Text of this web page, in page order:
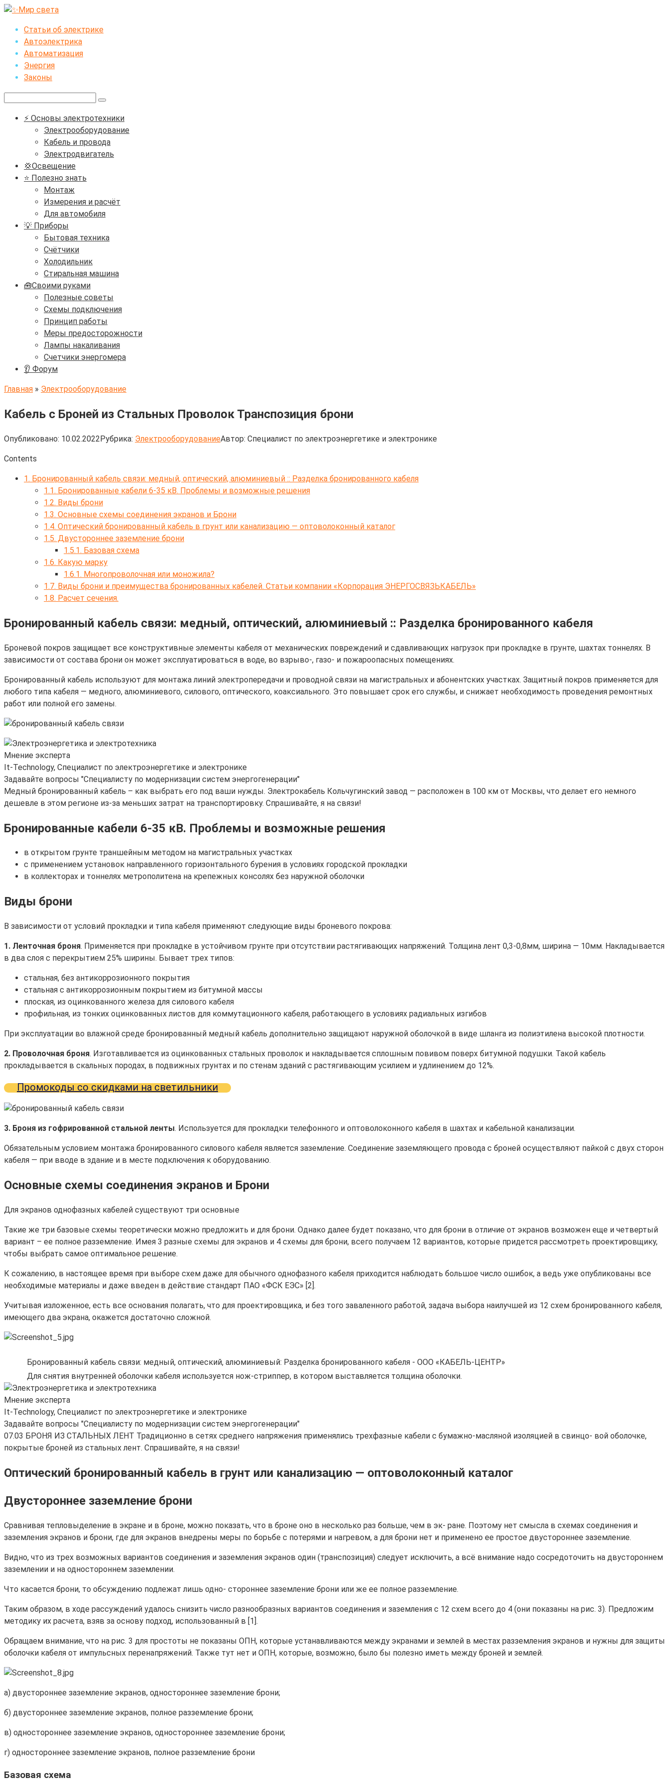
Перейти
контентуСтатьи об электрике
Автоэлектрика
Автоматизация
Энергия
Законы
⚡ Основы электротехники
Электрооборудование
Кабель и провода
Электродвигатель
💢Освещение
⭐ Полезно знать
Монтаж
Измерения и расчёт
Для автомобиля
💡 Приборы
Бытовая техника
Счётчики
Холодильник
Стиральная машина
🧰Своими руками
Полезные советы
Схемы подключения
Принцип работы
Меры предосторожности
Лампы накаливания
Счетчики энергомера
👂 Форум
Главная » Электрооборудование
Кабель с Броней из Стальных Проволок Транспозиция брони
Опубликовано: 10.02.2022Рубрика: ЭлектрооборудованиеАвтор: Cпециалист по электроэнергетике и электронике
Contents
1. Бронированный кабель связи: медный, оптический, алюминиевый :: Разделка бронированного кабеля
1.1. Бронированные кабели 6-35 кВ. Проблемы и возможные решения
1.2. Виды брони
1.3. Основные схемы соединения экранов и Брони
1.4. Оптический бронированный кабель в грунт или канализацию — оптоволоконный каталог
1.5. Двустороннее заземление брони
1.5.1. Базовая схема
1.6. Какую марку
1.6.1. Многопроволочная или моножила?
1.7. Виды брони и преимущества бронированных кабелей. Статьи компании «Корпорация ЭНЕРГОСВЯЗЬКАБЕЛЬ»
1.8. Расчет сечения.
Бронированный кабель связи: медный, оптический, алюминиевый :: Разделка бронированного кабеля
Броневой покров защищает все конструктивные элементы кабеля от механических повреждений и сдавливающих нагрузок при прокладке в грунте, шахтах тоннелях. В
зависимости от состава брони он может эксплуатироваться в воде, во взрыво-, газо- и пожароопасных помещениях.
Бронированный кабель используют для монтажа линий электропередачи и проводной связи на магистральных и абонентских участках. Защитный покров применяется для
любого типа кабеля — медного, алюминиевого, силового, оптического, коаксиального. Это повышает срок его службы, и снижает необходимость проведения ремонтных
работ или полной его замены.
Мнение эксперта
It-Technology, Cпециалист по электроэнергетике и электронике
Задавайте вопросы "Специалисту по модернизации систем энергогенерации"
Медный бронированный кабель – как выбрать его под ваши нужды. Электрокабель Кольчугинский завод — расположен в 100 км от Москвы, что делает его немного
дешевле в этом регионе из-за меньших затрат на транспортировку. Спрашивайте, я на связи!
Бронированные кабели 6-35 кВ. Проблемы и возможные решения
в открытом грунте траншейным методом на магистральных участках
с применением установок направленного горизонтального бурения в условиях городской прокладки
в коллекторах и тоннелях метрополитена на крепежных консолях без наружной оболочки
Виды брони
В зависимости от условий прокладки и типа кабеля применяют следующие виды броневого покрова:
1. Ленточная броня. Применяется при прокладке в устойчивом грунте при отсутствии растягивающих напряжений. Толщина лент 0,3-0,8мм, ширина — 10мм. Накладывается
в два слоя с перекрытием 25% ширины. Бывает трех типов:
стальная, без антикоррозионного покрытия
стальная с антикоррозионным покрытием из битумной массы
плоская, из оцинкованного железа для силового кабеля
профильная, из тонких оцинкованных листов для коммутационного кабеля, работающего в условиях радиальных изгибов
При эксплуатации во влажной среде бронированный медный кабель дополнительно защищают наружной оболочкой в виде шланга из полиэтилена высокой плотности.
2. Проволочная броня. Изготавливается из оцинкованных стальных проволок и накладывается сплошным повивом поверх битумной подушки. Такой кабель
прокладывается в скальных породах, в подвижных грунтах и по стенам зданий с растягивающим усилием и удлинением до 12%.
Промокоды со скидками на светильники
3. Броня из гофрированной стальной ленты. Используется для прокладки телефонного и оптоволоконного кабеля в шахтах и кабельной канализации.
Обязательным условием монтажа бронированного силового кабеля является заземление. Соединение заземляющего провода с броней осуществляют пайкой с двух сторон
кабеля — при вводе в здание и в месте подключения к оборудованию.
Основные схемы соединения экранов и Брони
Для экранов однофазных кабелей существуют три основные
Такие же три базовые схемы теоретически можно предложить и для брони. Однако далее будет показано, что для брони в отличие от экранов возможен еще и четвертый
вариант – ее полное разземление. Имея 3 разные схемы для экранов и 4 схемы для брони, всего получаем 12 вариантов, которые придется рассмотреть проектировщику,
чтобы выбрать самое оптимальное решение.
К сожалению, в настоящее время при выборе схем даже для обычного однофазного кабеля приходится наблюдать большое число ошибок, а ведь уже опубликованы все
необходимые материалы и даже введен в действие стандарт ПАО «ФСК ЕЭС» [2].
Учитывая изложенное, есть все основания полагать, что для проектировщика, и без того заваленного работой, задача выбора наилучшей из 12 схем бронированного кабеля,
имеющего два экрана, окажется достаточно сложной.
Бронированный кабель связи: медный, оптический, алюминиевый: Разделка бронированного кабеля - ООО «КАБЕЛЬ-ЦЕНТР»
Для снятия внутренней оболочки кабеля используется нож-стриппер, в котором выставляется толщина оболочки.
Мнение эксперта
It-Technology, Cпециалист по электроэнергетике и электронике
Задавайте вопросы "Специалисту по модернизации систем энергогенерации"
07.03 БРОНЯ ИЗ СТАЛЬНЫХ ЛЕНТ Традиционно в сетях среднего напряжения применялись трехфазные кабели с бумажно-масляной изоляцией в свинцо- вой оболочке,
покрытые броней из стальных лент. Спрашивайте, я на связи!
Оптический бронированный кабель в грунт или канализацию — оптоволоконный каталог
Двустороннее заземление брони
Сравнивая тепловыделение в экране и в броне, можно показать, что в броне оно в несколько раз больше, чем в эк- ране. Поэтому нет смысла в схемах соединения и
заземления экранов и брони, где для экранов внедрены меры по борьбе с потерями и нагревом, а для брони нет и применено ее простое двустороннее заземление.
Видно, что из трех возможных вариантов соединения и заземления экранов один (транспозиция) следует исключить, а всё внимание надо сосредоточить на двустороннем
заземлении и на одностороннем заземлении.
Что касается брони, то обсуждению подлежат лишь одно- стороннее заземление брони или же ее полное разземление.
Таким образом, в ходе рассуждений удалось снизить число разнообразных вариантов соединения и заземления с 12 схем всего до 4 (они показаны на рис. 3). Предложим
методику их расчета, взяв за основу подход, использованный в [1].
Обращаем внимание, что на рис. 3 для простоты не показаны ОПН, которые устанавливаются между экранами и землей в местах разземления экранов и нужны для защиты
оболочки кабеля от импульсных перенапряжений. Также тут нет и ОПН, которые, возможно, было бы полезно иметь между броней и землей.
а) двустороннее заземление экранов, одностороннее заземление брони;
б) двустороннее заземление экранов, полное разземление брони;
в) одностороннее заземление экранов, одностороннее заземление брони;
г) одностороннее заземление экранов, полное разземление брони
Базовая схема